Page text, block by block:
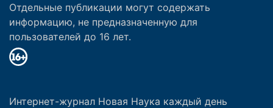
Отдельные публикации могут содержать
информацию, не предназначенную для
пользователей до 16 лет.
Интернет-журнал Новая Наука каждый день